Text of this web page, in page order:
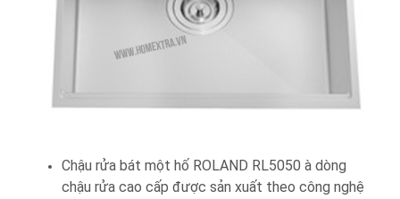
Chậu rửa bát một hố ROLAND RL5050 à dòng
chậu rửa cao cấp được sản xuất theo công nghệ